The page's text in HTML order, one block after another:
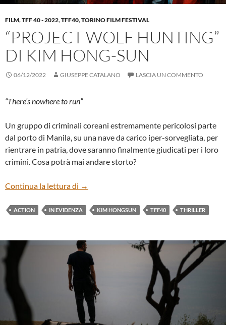
FILM,TFF 40 - 2022,TFF40,TORINO FILM FESTIVAL
“PROJECT WOLF HUNTING”
DI KIM HONG-SUN
06/12/2022 GIUSEPPE CATALANO LASCIA UN COMMENTO
“There’s nowhere to run”
Un gruppo di criminali coreani estremamente pericolosi parte
dal porto di Manila, su una nave da carico iper-sorvegliata, per
rientrare in patria, dove saranno finalmente giudicati per i loro
crimini. Cosa potrà mai andare storto?
Continua la lettura di “PROJECT WOLF HUNTING” DI KIM
→
ACTION IN EVIDENZA KIM HONGSUN TFF40 THRILLER